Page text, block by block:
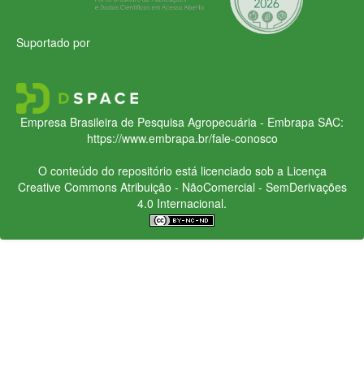
Suportado por
Empresa Brasileira de Pesquisa Agropecuária - Embrapa SAC:
https://www.embrapa.br/fale-conosco
O conteúdo do repositório está licenciado sob a Licença
Creative CommonsAtribuição - NãoComercial - SemDerivações
4.0 Internacional.